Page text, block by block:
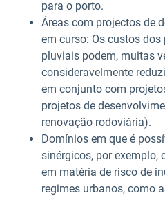
para o porto.
Áreas com projectos de
em curso: Os custos
pluviais podem, muitas
consideravelmente
em conjunto com
projetos de
renovação rodoviária).
Domínios em que é
sinérgicos, por
em matéria de risco de
regimes urbanos, como